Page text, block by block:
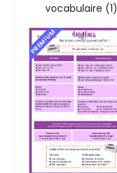
vocabulaire (1)
PREMIUM